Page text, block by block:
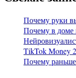
Почему руки
Почему в доме
TikTok Money
Почему